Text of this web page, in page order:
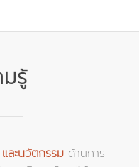
รู้
ละนวัตกรรม ด้านการ